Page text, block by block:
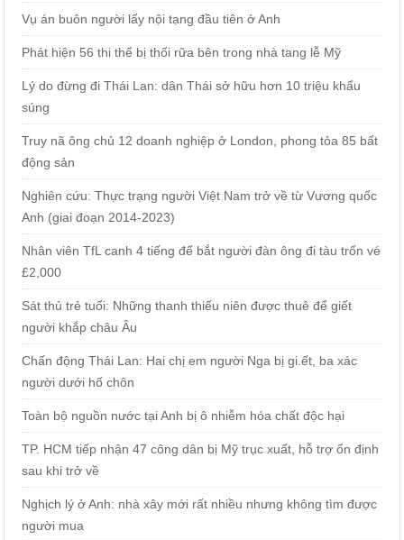
Vụ án buôn người lấy nội tạng đầu tiên ở Anh
Phát hiện 56 thi thể bị thối rữa bên trong nhà tang lễ Mỹ
Lý do đừng đi Thái Lan: dân Thái sở hữu hơn 10 triệu khẩu
súng
Truy nã ông chủ 12 doanh nghiệp ở London, phong tỏa 85 bất
động sản
Nghiên cứu: Thực trạng người Việt Nam trở về từ Vương quốc
Anh (giai đoạn 2014-2023)
Nhân viên TfL canh 4 tiếng để bắt người đàn ông đi tàu trốn vé
£2,000
Sát thủ trẻ tuổi: Những thanh thiếu niên được thuê để giết
người khắp châu Âu
Chấn động Thái Lan: Hai chị em người Nga bị gi.ết, ba xác
người dưới hố chôn
Toàn bộ nguồn nước tại Anh bị ô nhiễm hóa chất độc hại
TP. HCM tiếp nhận 47 công dân bị Mỹ trục xuất, hỗ trợ ổn định
sau khi trở về
Nghịch lý ở Anh: nhà xây mới rất nhiều nhưng không tìm được
người mua